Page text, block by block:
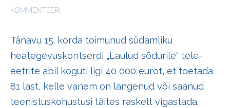
KOMMENTEERI
Tänavu 15. korda toimunud südamliku
heategevuskontserdi „Laulud sõdurile“ tele-
eetrite abil koguti ligi 40 000 eurot, et toetada
81 last, kelle vanem on langenud või saanud
teenistuskohustusi täites raskelt vigastada.